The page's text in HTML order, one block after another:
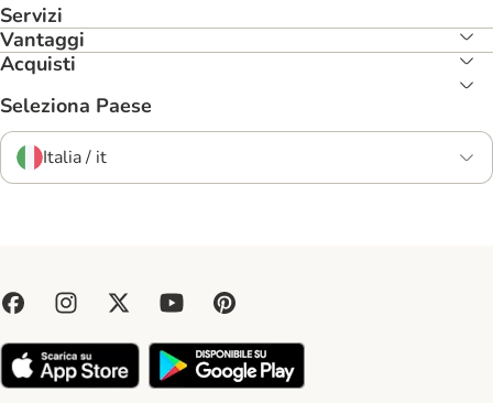
Servizi
Vantaggi
Acquisti
Seleziona Paese
Italia / it